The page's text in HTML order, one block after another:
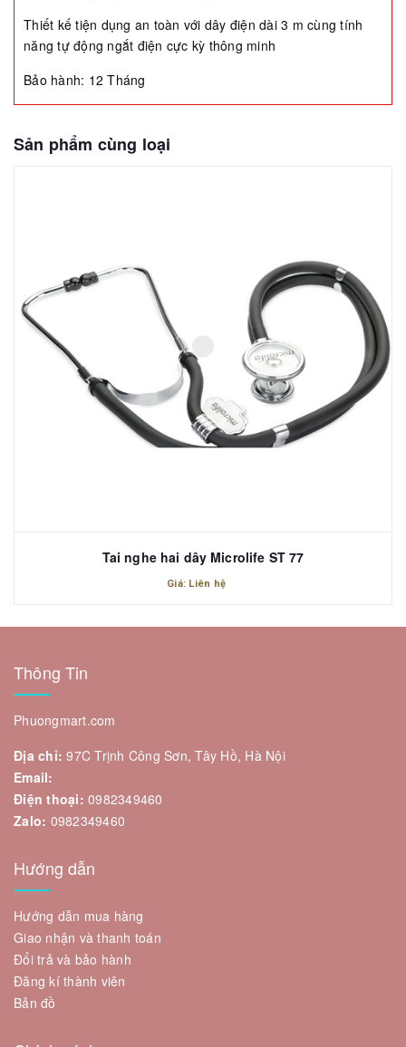
Thiết kế tiện dụng an toàn với dây điện dài 3 m cùng tính
năng tự động ngắt điện cực kỳ thông minh
Bảo hành: 12 Tháng
Sản phẩm cùng loại
Tai nghe hai dây Microlife ST 77
Giá: Liên hệ
Thông Tin
Phuongmart.com
Địa chỉ: 97C Trịnh Công Sơn, Tây Hồ, Hà Nội
Email:
Điện thoại: 0982349460
Zalo: 0982349460
Hướng dẫn
Hướng dẫn mua hàng
Giao nhận và thanh toán
Đổi trả và bảo hành
Đăng kí thành viên
Bản đồ